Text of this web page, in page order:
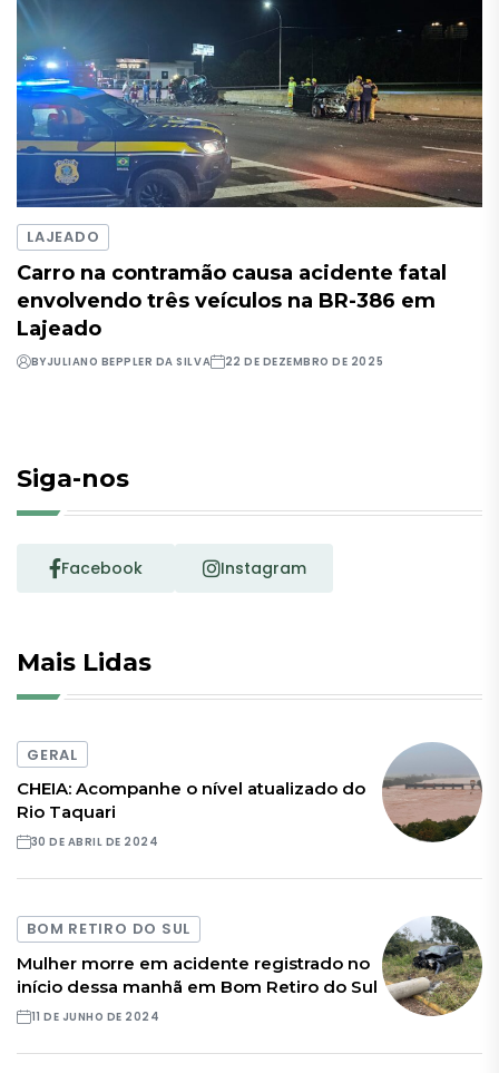
LAJEADO
Carro na contramão causa acidente fatal
envolvendo três veículos na BR-386 em
Lajeado
BYJULIANO BEPPLER DA SILVA 22 DE DEZEMBRO DE 2025
Siga-nos
Facebook Instagram
Mais Lidas
GERAL
CHEIA: Acompanhe o nível atualizado do
Rio Taquari
30 DE ABRIL DE 2024
BOM RETIRO DO SUL
Mulher morre em acidente registrado no
início dessa manhã em Bom Retiro do Sul
11 DE JUNHO DE 2024